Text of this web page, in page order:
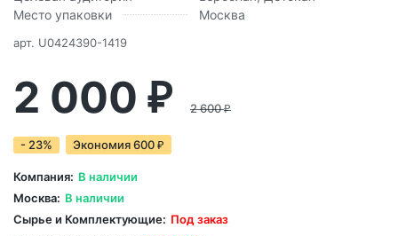
Место упаковки
Москва
арт. U0424390-1419
2 000 ₽ 2 600₽
- 23% Экономия600 ₽
Компания: В наличии
Москва: В наличии
Сырье и Комплектующие: Под заказ